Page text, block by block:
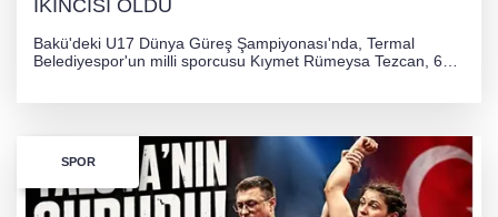
İKİNCİSİ OLDU
Bakü'deki U17 Dünya Güreş Şampiyonası'nda, Termal
Belediyespor'un milli sporcusu Kıymet Rümeysa Tezcan, 69
SPOR